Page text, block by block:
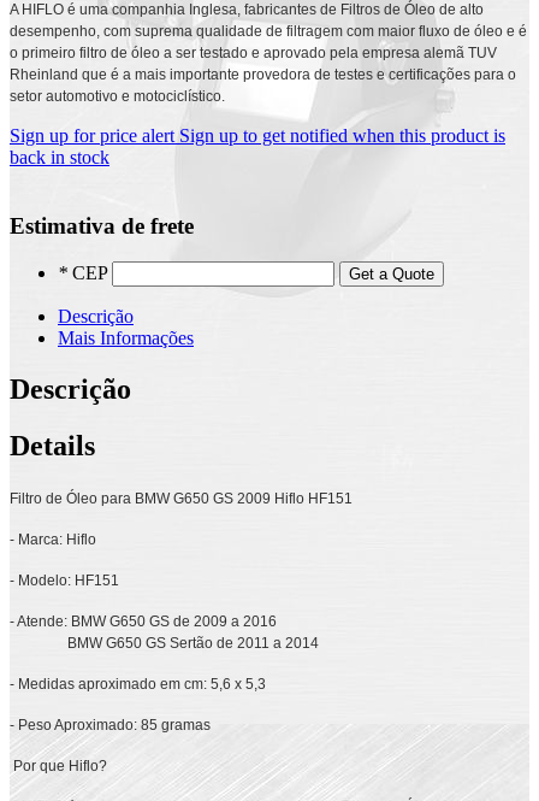
A HIFLO é uma companhia Inglesa, fabricantes de Filtros de Óleo de alto
desempenho, com suprema qualidade de filtragem com maior fluxo de óleo e é
o primeiro filtro de óleo a ser testado e aprovado pela empresa alemã TUV
Rheinland que é a mais importante provedora de testes e certificações para o
setor automotivo e motociclístico.
Sign up for price alert Sign up to get notified when this product is
back in stock
Estimativa de frete
* CEP Get a Quote
Descrição
Mais Informações
Descrição
Details
Filtro de Óleo para BMW G650 GS 2009 Hiflo HF151
- Marca: Hiflo
- Modelo: HF151
- Atende: BMW G650 GS de 2009 a 2016
BMW G650 GS Sertão de 2011 a 2014
- Medidas aproximado em cm: 5,6 x 5,3
- Peso Aproximado: 85 gramas
Por que Hiflo?